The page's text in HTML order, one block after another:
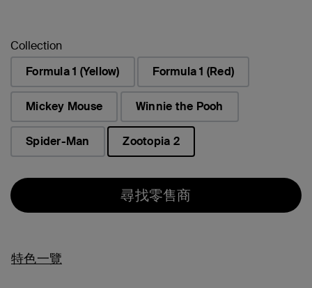
Collection
Formula 1 (Yellow)
Formula 1 (Red)
Mickey Mouse Winnie the Pooh
Spider-Man
Zootopia 2
尋找零售商
特色一覽